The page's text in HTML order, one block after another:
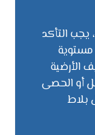
يجب التأكد
مستوية
الأرضية
أو الحصى
بلاط